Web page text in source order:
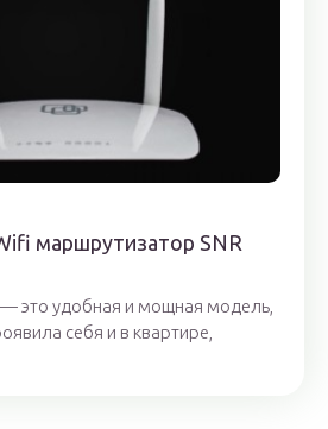
маршрутизатор SNR
— это удобная и мощная модель,
себя и в квартире,